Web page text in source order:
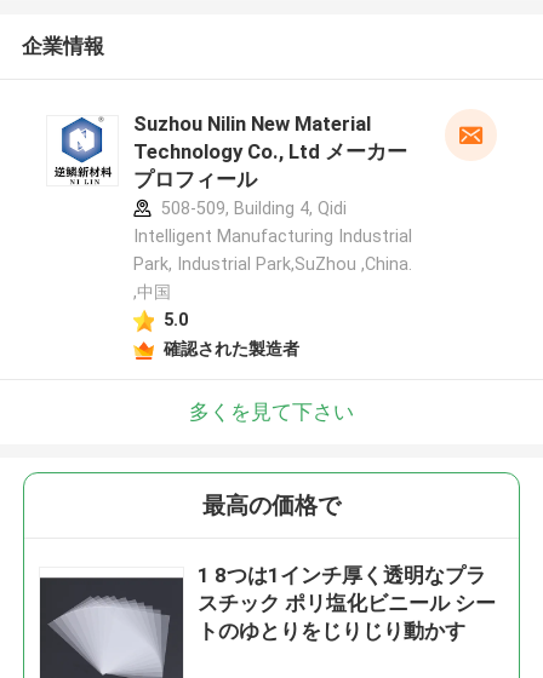
企業情報
Suzhou Nilin New Material
Technology Co., Ltd メーカー
プロフィール
508-509, Building 4, Qidi
Intelligent Manufacturing Industrial
Park, Industrial Park,SuZhou ,China.
,中国
5.0
確認された製造者
多くを見て下さい
最高の価格で
1 8つは1インチ厚く透明なプラ
スチック ポリ塩化ビニール シー
トのゆとりをじりじり動かす